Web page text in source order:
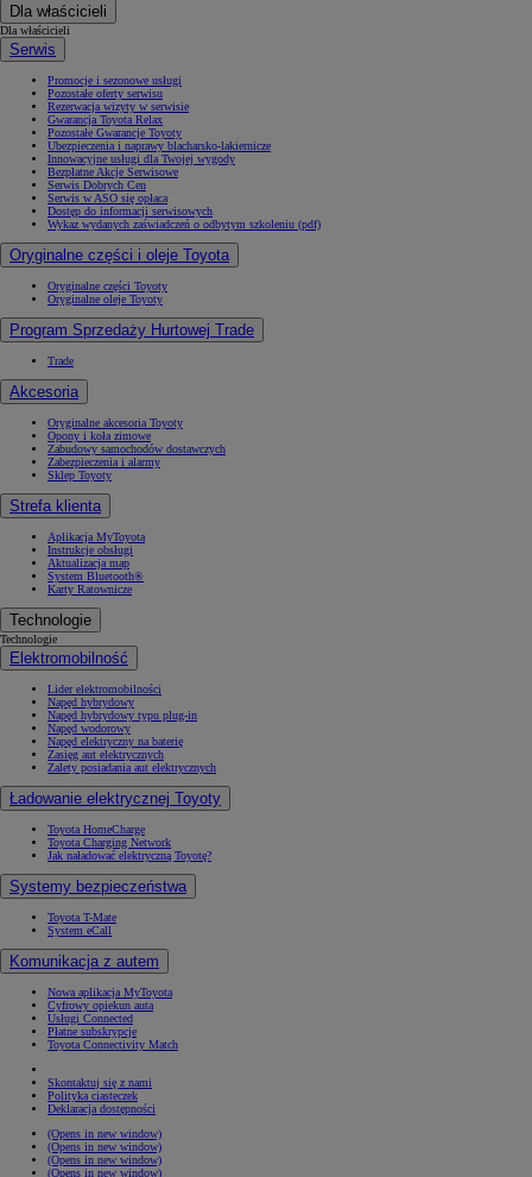
Dla właścicieli
Dla właścicieli
Serwis
Promocje i sezonowe usługi
Pozostałe oferty serwisu
Rezerwacja wizyty w serwisie
Gwarancja Toyota Relax
Pozostałe Gwarancje Toyoty
Ubezpieczenia i naprawy blacharsko-lakiernicze
Innowacyjne usługi dla Twojej wygody
Bezpłatne Akcje Serwisowe
Serwis Dobrych Cen
Serwis w ASO się opłaca
Dostęp do informacji serwisowych
Wykaz wydanych zaświadczeń o odbytym szkoleniu (pdf)
Oryginalne części i oleje Toyota
Oryginalne części Toyoty
Oryginalne oleje Toyoty
Program Sprzedaży Hurtowej Trade
Trade
Akcesoria
Oryginalne akcesoria Toyoty
Opony i koła zimowe
Zabudowy samochodów dostawczych
Zabezpieczenia i alarmy
Sklep Toyoty
Strefa klienta
Aplikacja MyToyota
Instrukcje obsługi
Aktualizacja map
System Bluetooth®
Karty Ratownicze
Technologie
Technologie
Elektromobilność
Lider elektromobilności
Napęd hybrydowy
Napęd hybrydowy typu plug-in
Napęd wodorowy
Napęd elektryczny na baterię
Zasięg aut elektrycznych
Zalety posiadania aut elektrycznych
Ładowanie elektrycznej Toyoty
Toyota HomeCharge
Toyota Charging Network
Jak naładować elektryczną Toyotę?
Systemy bezpieczeństwa
Toyota T-Mate
System eCall
Komunikacja z autem
Nowa aplikacja MyToyota
Cyfrowy opiekun auta
Usługi Connected
Płatne subskrypcje
Toyota Connectivity Match
Skontaktuj się z nami
Polityka ciasteczek
Deklaracja dostępności
(Opens in new window)
(Opens in new window)
(Opens in new window)
(Opens in new window)